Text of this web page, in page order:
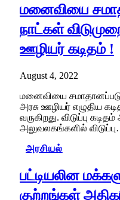
மனைவியை
நாட்கள்
ஊழியர் கடிதம் !
August 4, 2022
மனைவியை
அரசு ஊழியர் எழுதிய
வருகிறது. விடுப்பு
அலுவலகங்களில்
அரசியல்
பட்டியலின
குற்றங்கள்